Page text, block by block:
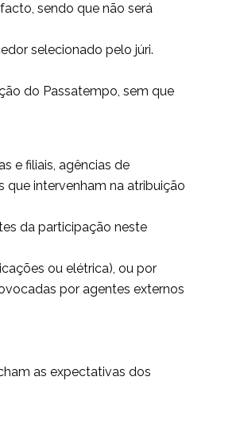
sendo que não será
selecionado pelo júri.
do Passatempo, sem que
e filiais, agências de
que intervenham na atribuição
da participação neste
ou elétrica), ou por
por agentes externos
as expectativas dos